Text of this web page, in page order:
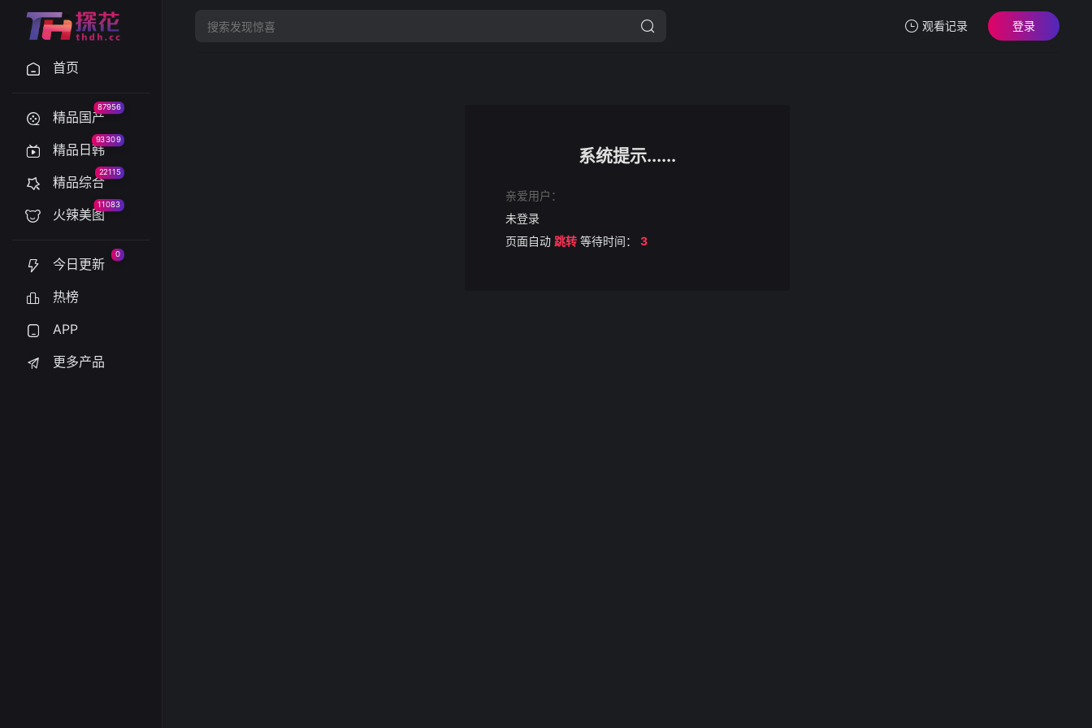
观看记录 登录
首页
精品国产
87956
精品日韩
93309
精品综合
22115
火辣美图
11083
今日更新
0
热榜
APP
更多产品
系统提示......
亲爱用户：
未登录
页面自动 跳转 等待时间： 3